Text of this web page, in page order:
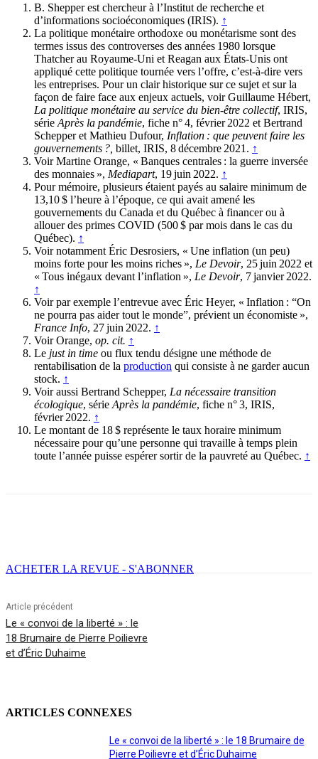
B. Shepper est chercheur à l’Institut de recherche et
d’informations socioéconomiques (IRIS). ↑
La politique monétaire orthodoxe ou monétarisme sont des
termes issus des controverses des années 1980 lorsque
Thatcher au Royaume-Uni et Reagan aux États-Unis ont
appliqué cette politique tournée vers l’offre, c’est-à-dire vers
les entreprises. Pour un clair historique sur ce sujet et sur la
façon de faire face aux enjeux actuels, voir Guillaume Hébert,
La politique monétaire au service du bien-être collectif, IRIS,
série Après la pandémie, fiche n° 4, février 2022 et Bertrand
Schepper et Mathieu Dufour, Inflation : que peuvent faire les
gouvernements ?, billet, IRIS, 8 décembre 2021. ↑
Voir Martine Orange, « Banques centrales : la guerre inversée
des monnaies », Mediapart, 19 juin 2022. ↑
Pour mémoire, plusieurs étaient payés au salaire minimum de
13,10 $ l’heure à l’époque, ce qui avait amené les
gouvernements du Canada et du Québec à financer ou à
allouer des primes COVID (500 $ par mois dans le cas du
Québec). ↑
Voir notamment Éric Desrosiers, « Une inflation (un peu)
moins forte pour les moins riches », Le Devoir, 25 juin 2022 et
« Tous inégaux devant l’inflation », Le Devoir, 7 janvier 2022.
↑
Voir par exemple l’entrevue avec Éric Heyer, « Inflation : “On
ne pourra pas aider tout le monde”, prévient un économiste »,
France Info, 27 juin 2022. ↑
Voir Orange, op. cit. ↑
Le just in time ou flux tendu désigne une méthode de
rentabilisation de la production qui consiste à ne garder aucun
stock. ↑
Voir aussi Bertrand Schepper, La nécessaire transition
écologique, série Après la pandémie, fiche n° 3, IRIS,
février 2022. ↑
Le montant de 18 $ représente le taux horaire minimum
nécessaire pour qu’une personne qui travaille à temps plein
toute l’année puisse espérer sortir de la pauvreté au Québec. ↑
ACHETER LA REVUE - S'ABONNER
Article précédent
Le « convoi de la liberté » : le
18 Brumaire de Pierre Poilievre
et d’Éric Duhaime
ARTICLES CONNEXES
Le « convoi de la liberté » : le 18 Brumaire de
Pierre Poilievre et d’Éric Duhaime